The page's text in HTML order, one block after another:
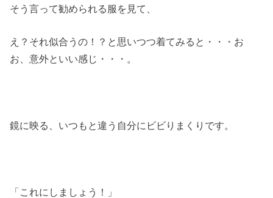
そう言って勧められる服を見て、
え？それ似合うの！？と思いつつ着てみると・・・お
お、意外といい感じ・・・。
鏡に映る、いつもと違う自分にビビりまくりです。
「これにしましょう！」